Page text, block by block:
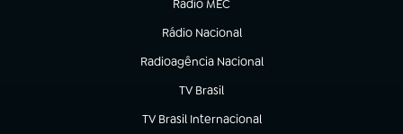
Rádio MEC
(abre em nova aba)
Rádio Nacional
Radioagência Nacional
(abre em nova aba)
TV Brasil
(abre em nova aba)
TV Brasil Internacional
(abre em nova aba)